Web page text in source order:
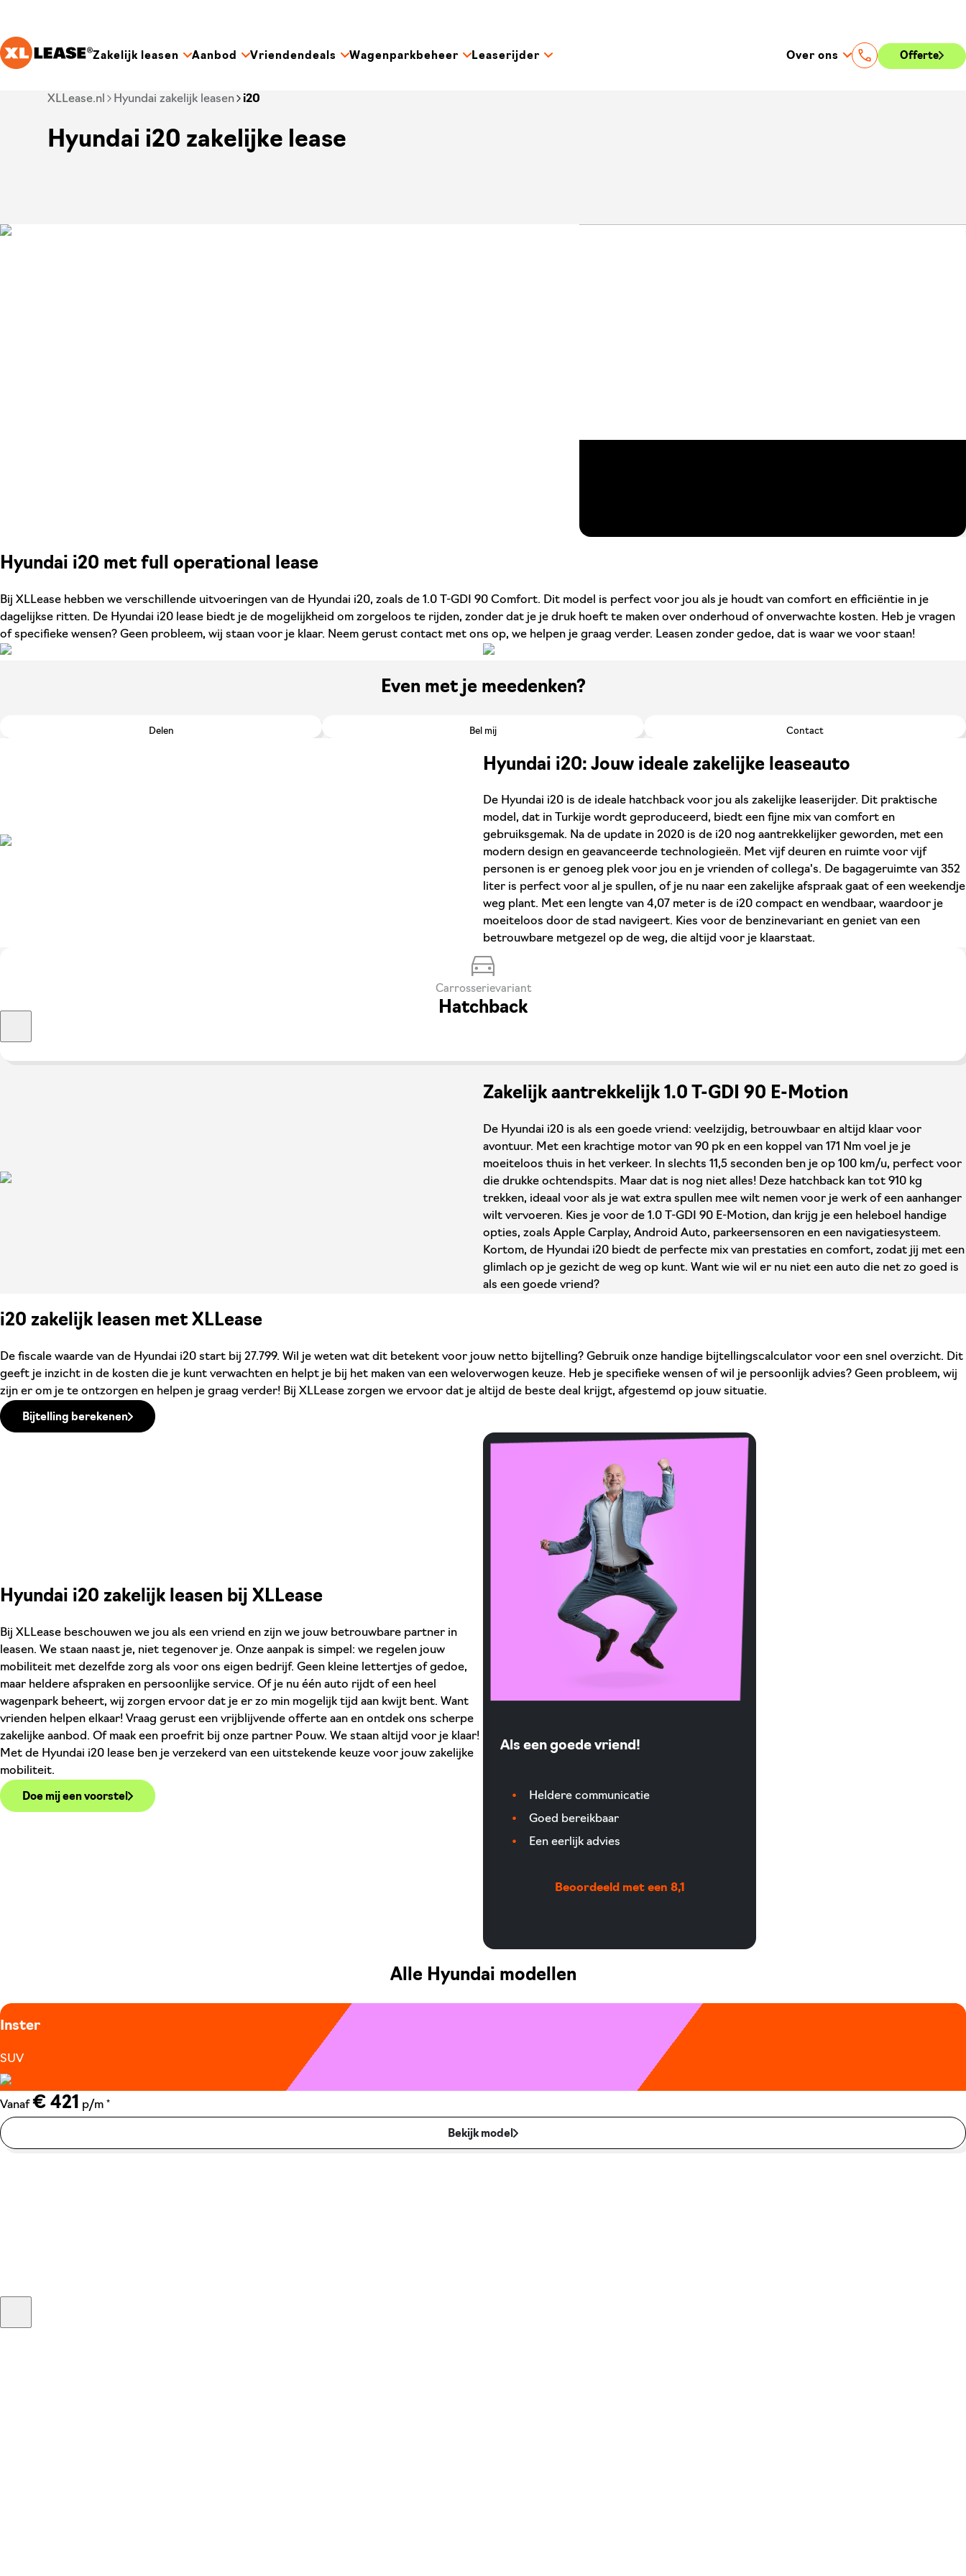
Zakelijk leasen Aanbod Vriendendeals Wagenparkbeheer Leaserijder Over ons Offerte
Je bent nu voorbij het hoofdmenu
XLLease.nl Hyundai zakelijk leasen i20
Hyundai i20 zakelijke lease
Hyundai i20 met full operational lease
Bij XLLease hebben we verschillende uitvoeringen van de Hyundai i20, zoals de 1.0 T-GDI 90 Comfort. Dit model is perfect voor jou als je houdt van comfort en efficiëntie in je
dagelijkse ritten. De Hyundai i20 lease biedt je de mogelijkheid om zorgeloos te rijden, zonder dat je je druk hoeft te maken over onderhoud of onverwachte kosten. Heb je vragen
of specifieke wensen? Geen probleem, wij staan voor je klaar. Neem gerust contact met ons op, we helpen je graag verder. Leasen zonder gedoe, dat is waar we voor staan!
Even met je meedenken?
Delen Bel mij Contact
Hyundai i20: Jouw ideale zakelijke leaseauto
De Hyundai i20 is de ideale hatchback voor jou als zakelijke leaserijder. Dit praktische
model, dat in Turkije wordt geproduceerd, biedt een fijne mix van comfort en
gebruiksgemak. Na de update in 2020 is de i20 nog aantrekkelijker geworden, met een
modern design en geavanceerde technologieën. Met vijf deuren en ruimte voor vijf
personen is er genoeg plek voor jou en je vrienden of collega's. De bagageruimte van 352
liter is perfect voor al je spullen, of je nu naar een zakelijke afspraak gaat of een weekendje
weg plant. Met een lengte van 4,07 meter is de i20 compact en wendbaar, waardoor je
moeiteloos door de stad navigeert. Kies voor de benzinevariant en geniet van een
betrouwbare metgezel op de weg, die altijd voor je klaarstaat.
Carrosserievariant
Hatchback
Zakelijk aantrekkelijk 1.0 T-GDI 90 E-Motion
De Hyundai i20 is als een goede vriend: veelzijdig, betrouwbaar en altijd klaar voor
avontuur. Met een krachtige motor van 90 pk en een koppel van 171 Nm voel je je
moeiteloos thuis in het verkeer. In slechts 11,5 seconden ben je op 100 km/u, perfect voor
die drukke ochtendspits. Maar dat is nog niet alles! Deze hatchback kan tot 910 kg
trekken, ideaal voor als je wat extra spullen mee wilt nemen voor je werk of een aanhanger
wilt vervoeren. Kies je voor de 1.0 T-GDI 90 E-Motion, dan krijg je een heleboel handige
opties, zoals Apple Carplay, Android Auto, parkeersensoren en een navigatiesysteem.
Kortom, de Hyundai i20 biedt de perfecte mix van prestaties en comfort, zodat jij met een
glimlach op je gezicht de weg op kunt. Want wie wil er nu niet een auto die net zo goed is
als een goede vriend?
i20 zakelijk leasen met XLLease
De fiscale waarde van de Hyundai i20 start bij 27.799. Wil je weten wat dit betekent voor jouw netto bijtelling? Gebruik onze handige bijtellingscalculator voor een snel overzicht. Dit
geeft je inzicht in de kosten die je kunt verwachten en helpt je bij het maken van een weloverwogen keuze. Heb je specifieke wensen of wil je persoonlijk advies? Geen probleem, wij
zijn er om je te ontzorgen en helpen je graag verder! Bij XLLease zorgen we ervoor dat je altijd de beste deal krijgt, afgestemd op jouw situatie.
Bijtelling berekenen
Hyundai i20 zakelijk leasen bij XLLease
Bij XLLease beschouwen we jou als een vriend en zijn we jouw betrouwbare partner in
leasen. We staan naast je, niet tegenover je. Onze aanpak is simpel: we regelen jouw
mobiliteit met dezelfde zorg als voor ons eigen bedrijf. Geen kleine lettertjes of gedoe,
maar heldere afspraken en persoonlijke service. Of je nu één auto rijdt of een heel
wagenpark beheert, wij zorgen ervoor dat je er zo min mogelijk tijd aan kwijt bent. Want
vrienden helpen elkaar! Vraag gerust een vrijblijvende offerte aan en ontdek ons scherpe
zakelijke aanbod. Of maak een proefrit bij onze partner Pouw. We staan altijd voor je klaar!
Met de Hyundai i20 lease ben je verzekerd van een uitstekende keuze voor jouw zakelijke
mobiliteit.
Doe mij een voorstel
Als een goede vriend!
Heldere communicatie
Goed bereikbaar
Een eerlijk advies
Beoordeeld met een 8,1
Alle Hyundai modellen
Inster
SUV
Vanaf € 421 p/m *
Bekijk model